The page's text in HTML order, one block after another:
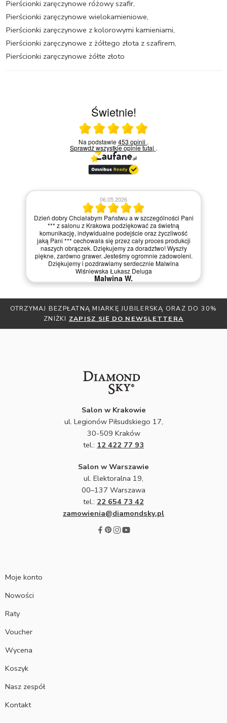
Pierścionki zaręczynowe różowy szafir,
Pierścionki zaręczynowe wielokamieniowe,
Pierścionki zaręczynowe z kolorowymi kamieniami,
Pierścionki zaręczynowe z żółtego złota z szafirem,
Pierścionki zaręczynowe żółte złoto
Świetnie!
Ocena średnia 5 na 5
Na podstawie453 opinii .
Sprawdź wszystkie opinietutaj .
30.04.2026
Fantastyczny salon - polecam
Dariusz U.
OTRZYMAJ BEZPŁATNĄ MIARKĘ JUBILERSKĄ ORAZ DO 30%
ZNIŻKI ZAPISZ SIĘ DO NEWSLETTERA
Salon w Krakowie
ul. Legionów Piłsudskiego 17,
30-509 Kraków
tel.: 12 422 77 93
Salon w Warszawie
ul. Elektoralna 19,
00–137 Warszawa
tel.: 22 654 73 42
zamowienia@diamondsky.pl
Moje konto
Nowości
Raty
Voucher
Wycena
Koszyk
Nasz zespół
Kontakt